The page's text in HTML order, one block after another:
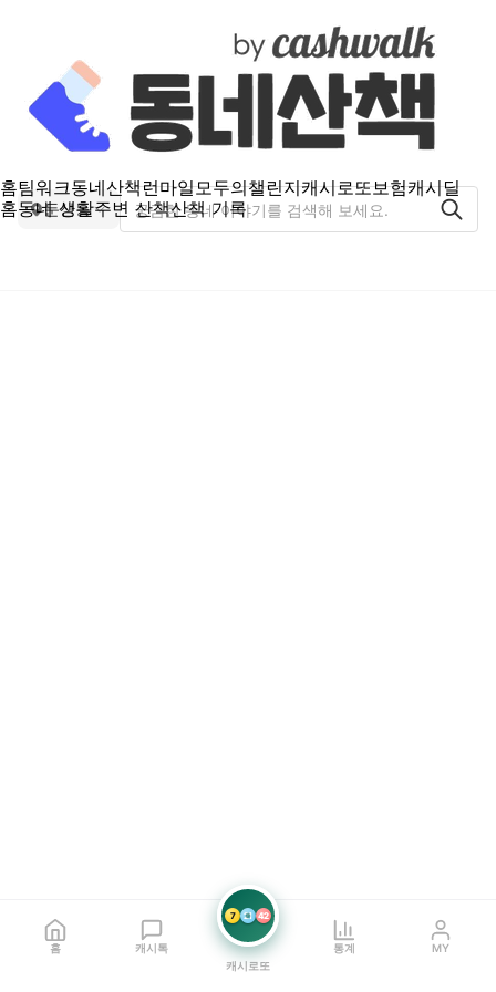
홈팀워크동네산책런마일모두의챌린지캐시로또보험캐시딜
홈동네 생활주변 산책산책 기록
둔산동
홈 캐시톡
7 21 42
캐시로또
통계 MY